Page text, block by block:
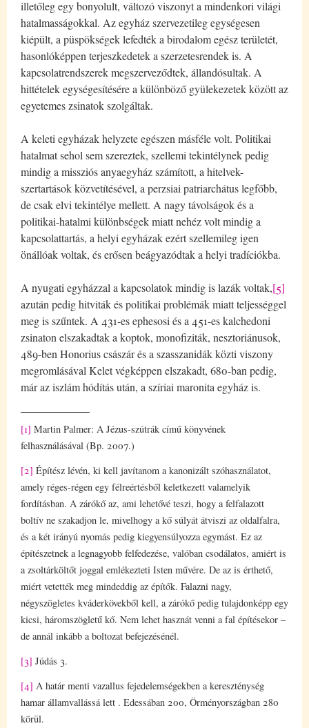
illetőleg egy bonyolult, változó viszonyt a mindenkori világi
hatalmasságokkal. Az egyház szervezetileg egységesen
kiépült, a püspökségek lefedték a birodalom egész területét,
hasonlóképpen terjeszkedetek a szerzetesrendek is. A
kapcsolatrendszerek megszerveződtek, állandósultak. A
hittételek egységesítésére a különböző gyülekezetek között az
egyetemes zsinatok szolgáltak.
A keleti egyházak helyzete egészen másféle volt. Politikai
hatalmat sehol sem szereztek, szellemi tekintélynek pedig
mindig a missziós anyaegyház számított, a hitelvek-
szertartások közvetítésével, a perzsiai patriarchátus legfőbb,
de csak elvi tekintélye mellett. A nagy távolságok és a
politikai-hatalmi különbségek miatt nehéz volt mindig a
kapcsolattartás, a helyi egyházak ezért szellemileg igen
önállóak voltak, és erősen beágyazódtak a helyi tradíciókba.
A nyugati egyházzal a kapcsolatok mindig is lazák voltak,[5]
azután pedig hitviták és politikai problémák miatt teljességgel
meg is szűntek. A 431-es ephesosi és a 451-es kalchedoni
zsinaton elszakadtak a koptok, monofiziták, nesztoriánusok,
489-ben Honorius császár és a szasszanidák közti viszony
megromlásával Kelet végképpen elszakadt, 680-ban pedig,
már az iszlám hódítás után, a szíriai maronita egyház is.
[1] Martin Palmer: A Jézus-szútrák című könyvének
felhasználásával (Bp. 2007.)
[2] Építész lévén, ki kell javítanom a kanonizált szóhasználatot,
amely réges-régen egy félreértésből keletkezett valamelyik
fordításban. A zárókő az, ami lehetővé teszi, hogy a felfalazott
boltív ne szakadjon le, mivelhogy a kő súlyát átviszi az oldalfalra,
és a két irányú nyomás pedig kiegyensúlyozza egymást. Ez az
építészetnek a legnagyobb felfedezése, valóban csodálatos, amiért is
a zsoltárköltőt joggal emlékezteti Isten művére. De az is érthető,
miért vetették meg mindeddig az építők. Falazni nagy,
négyszögletes kváderkövekből kell, a zárókő pedig tulajdonképp egy
kicsi, háromszögletű kő. Nem lehet hasznát venni a fal építésekor –
de annál inkább a boltozat befejezésénél.
[3] Júdás 3.
[4] A határ menti vazallus fejedelemségekben a kereszténység
hamar államvallássá lett . Edessában 200, Örményországban 280
körül.